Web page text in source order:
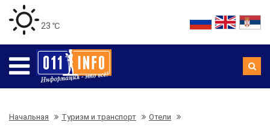
23 ℃
Начальная Туризм и транспорт Отели